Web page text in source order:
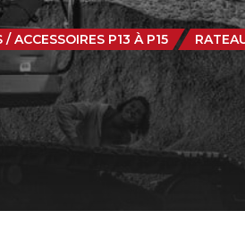
/ ACCESSOIRES P13 À P15